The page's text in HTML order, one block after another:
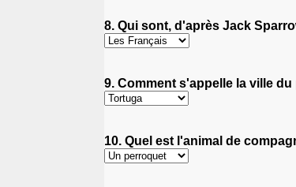
8. Qui sont, d'après Jack
9. Comment s'appelle la ville
10. Quel est l'animal de